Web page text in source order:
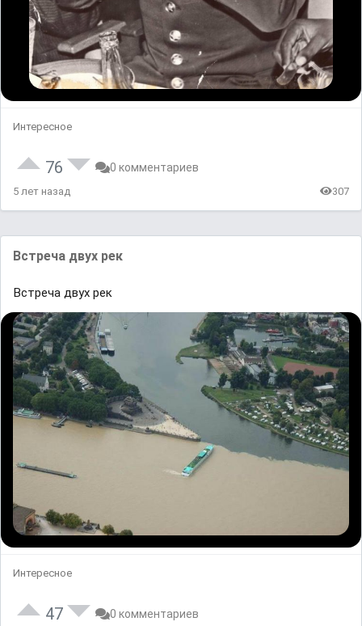
Интересное
76 0 комментариев
5 лет назад 307
Встреча двух рек
Встреча двух рек
Интересное
47 0 комментариев